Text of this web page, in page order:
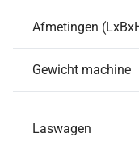
Afmetingen
Gewicht machine
Laswagen